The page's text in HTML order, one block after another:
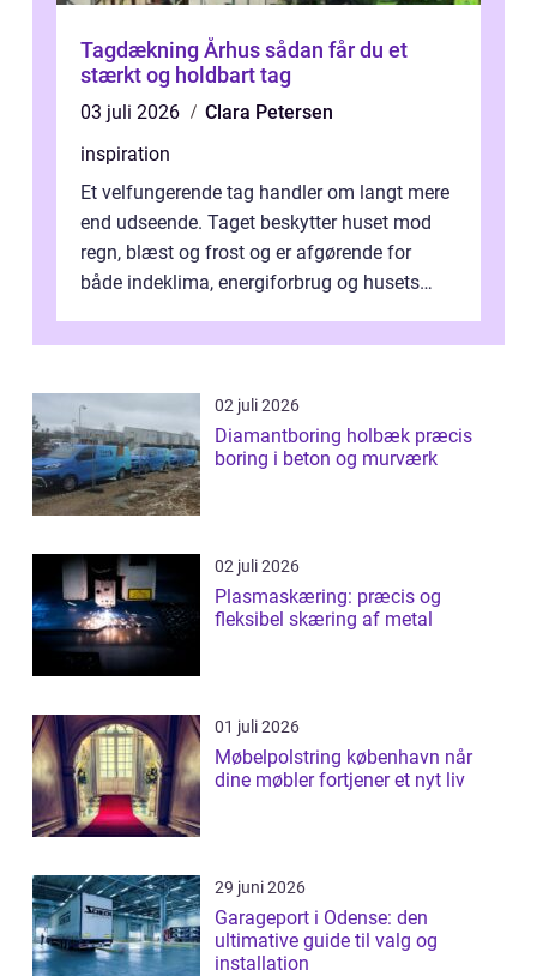
Tagdækning Århus sådan får du et
stærkt og holdbart tag
03 juli 2026
Clara Petersen
inspiration
Et velfungerende tag handler om langt mere
end udseende. Taget beskytter huset mod
regn, blæst og frost og er afgørende for
både indeklima, energiforbrug og husets
02 juli 2026
Diamantboring holbæk præcis
boring i beton og murværk
02 juli 2026
Plasmaskæring: præcis og
fleksibel skæring af metal
01 juli 2026
Møbelpolstring københavn når
dine møbler fortjener et nyt liv
29 juni 2026
Garageport i Odense: den
ultimative guide til valg og
installation